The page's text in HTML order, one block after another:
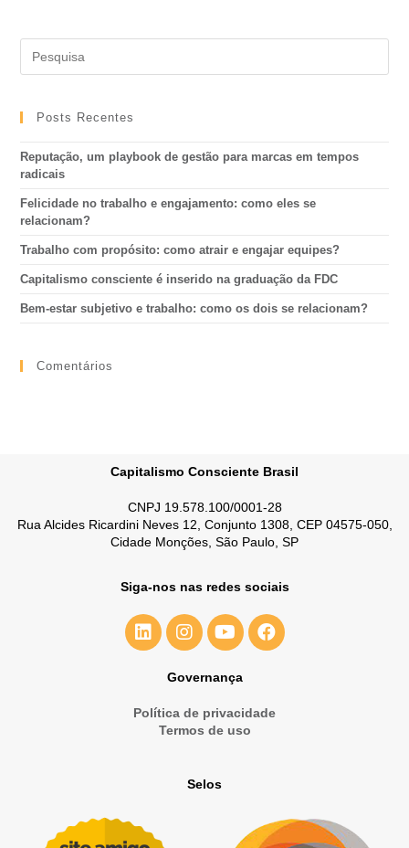
Posts Recentes
Reputação, um playbook de gestão para marcas em tempos
radicais
Felicidade no trabalho e engajamento: como eles se
relacionam?
Trabalho com propósito: como atrair e engajar equipes?
Capitalismo consciente é inserido na graduação da FDC
Bem-estar subjetivo e trabalho: como os dois se relacionam?
Comentários
Capitalismo Consciente Brasil
CNPJ 19.578.100/0001-28
Rua Alcides Ricardini Neves 12, Conjunto 1308, CEP 04575-050,
Cidade Monções, São Paulo, SP
Siga-nos nas redes sociais
Governança
Política de privacidade
Termos de uso
Selos